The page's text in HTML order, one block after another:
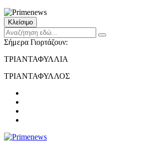
Κλείσιμο
Σήμερα Γιορτάζουν:
ΤΡΙΑΝΤΑΦΥΛΛΙΑ
ΤΡΙΑΝΤΑΦΥΛΛΟΣ